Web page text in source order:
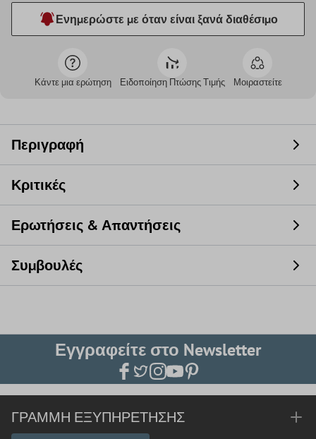
Ενημερώστε με όταν είναι ξανά διαθέσιμο
Κάντε μια ερώτηση Ειδοποίηση Πτώσης Τιμής Μοιραστείτε
Περιγραφή
Κριτικές
Ερωτήσεις & Απαντήσεις
Συμβουλές
Εγγραφείτε στο Newsletter
ΓΡΑΜΜΉ ΕΞΥΠΗΡΈΤΗΣΗΣ